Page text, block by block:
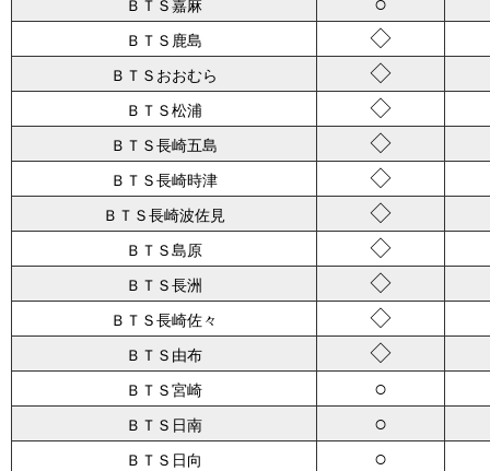
ＢＴＳ嘉麻
ＢＴＳ鹿島 ◇
ＢＴＳおおむら ◇
ＢＴＳ松浦 ◇
ＢＴＳ長崎五島 ◇
ＢＴＳ長崎時津 ◇
ＢＴＳ長崎波佐見 ◇
ＢＴＳ島原 ◇
ＢＴＳ長洲 ◇
ＢＴＳ長崎佐々 ◇
ＢＴＳ由布 ◇
ＢＴＳ宮崎 ○
ＢＴＳ日南 ○
ＢＴＳ日向 ○